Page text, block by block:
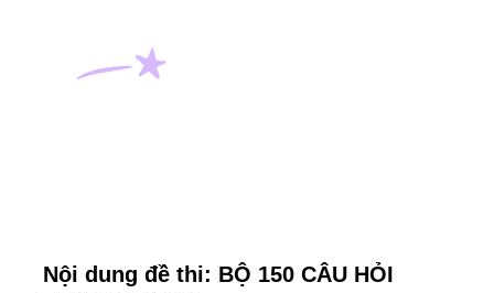
Nội dung đề thi: BỘ 150 CÂU HỎI